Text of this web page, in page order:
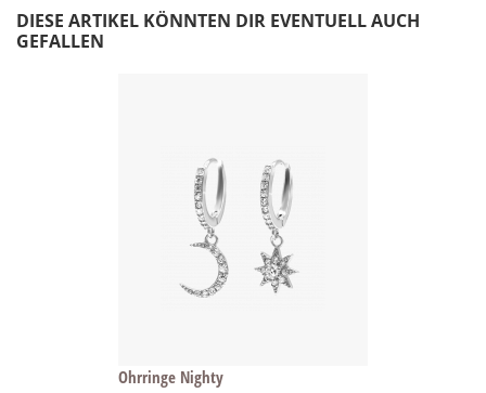
DIESE ARTIKEL KÖNNTEN DIR EVENTUELL AUCH
GEFALLEN
Ohrringe Nighty